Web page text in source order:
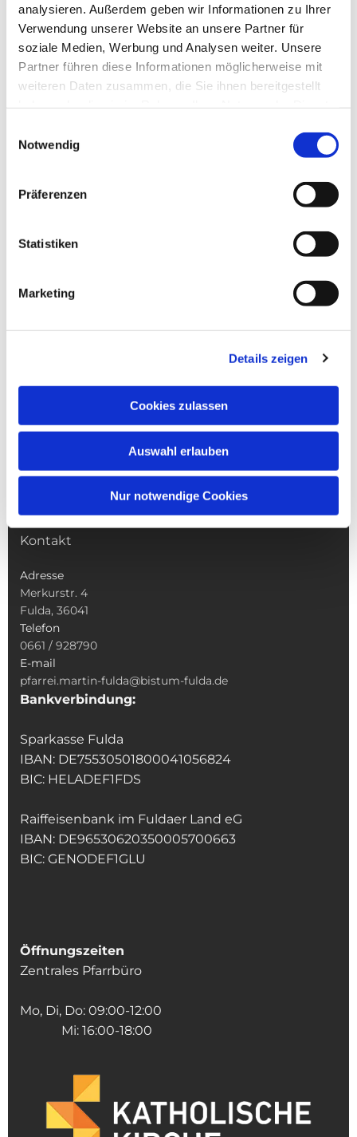
analysieren. Außerdem geben wir Informationen zu Ihrer
Verwendung unserer Website an unsere Partner für
soziale Medien, Werbung und Analysen weiter. Unsere
Partner führen diese Informationen möglicherweise mit
weiteren Daten zusammen, die Sie ihnen bereitgestellt
Notwendig
Präferenzen
Statistiken
Marketing
Details zeigen
Cookies zulassen
Auswahl erlauben
Nur notwendige Cookies
Gottesdienste
Veranstaltungen & Angebote
Kindertagesstätte St. Andreas
Kontakt
Adresse
Merkurstr. 4
Fulda, 36041
Telefon
0661 / 928790
E-mail
pfarrei.martin-fulda@bistum-fulda.de
Bankverbindung:
Sparkasse Fulda
IBAN: DE75530501800041056824
BIC: HELADEF1FDS
Raiffeisenbank im Fuldaer Land eG
IBAN: DE96530620350005700663
BIC: GENODEF1GLU
Öffnungszeiten
Zentrales Pfarrbüro
Mo, Di, Do: 09:00-12:00
Mi: 16:00-18:00